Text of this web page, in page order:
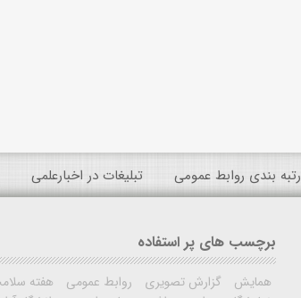
رتبه بندی روابط عمومی تبلیغات در اخبارعلمی
برچسب های پر استفاده
همایش گزارش تصویری روابط عمومی
هفته